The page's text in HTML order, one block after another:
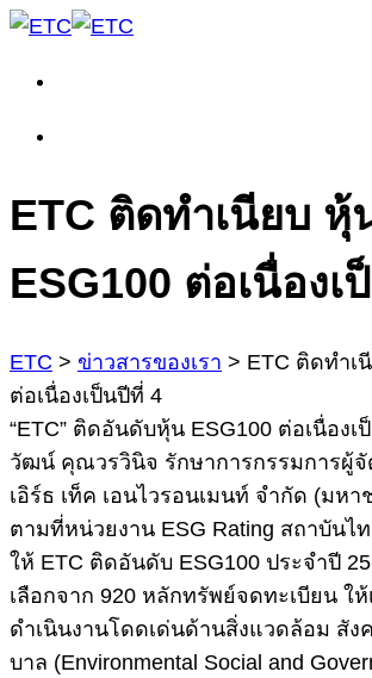
ETC ติดทำเนียบ หุ้
ESG100 ต่อเนื่องเ
ETC > ข่าวสารของเรา > ETC ติดทำเ
ต่อเนื่องเป็นปีที่ 4
“ETC” ติดอันดับหุ้น ESG100 ต่อเนื่อง
วัฒน์ คุณวรวินิจ รักษาการกรรมการผู้จั
เอิร์ธ เท็ค เอนไวรอนเมนท์ จำกัด (มหา
ตามที่หน่วยงาน ESG Rating สถาบันไ
ให้ ETC ติดอันดับ ESG100 ประจำปี
เลือกจาก 920 หลักทรัพย์จดทะเบียน ใ
ดำเนินงานโดดเด่นด้านสิ่งแวดล้อม สัง
บาล (Environmental Social and